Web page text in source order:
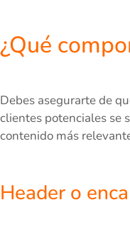
¿Qué
Debes asegurarte de
clientes potenciales se
contenido más
Header o